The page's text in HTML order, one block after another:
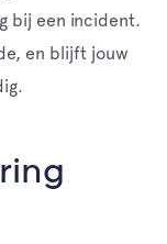
bij een incident.
en blijft jouw